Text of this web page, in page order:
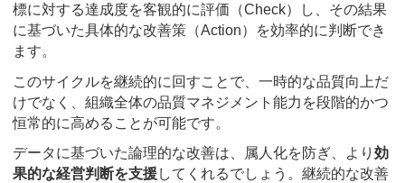
標に対する達成度を客観的に評価（Check）し、その結果
に基づいた具体的な改善策（Action）を効率的に判断でき
ます。
このサイクルを継続的に回すことで、一時的な品質向上だ
けでなく、組織全体の品質マネジメント能力を段階的かつ
恒常的に高めることが可能です。
データに基づいた論理的な改善は、属人化を防ぎ、より 効
果的な経営判断を支援してくれるでしょう。継続的な改善